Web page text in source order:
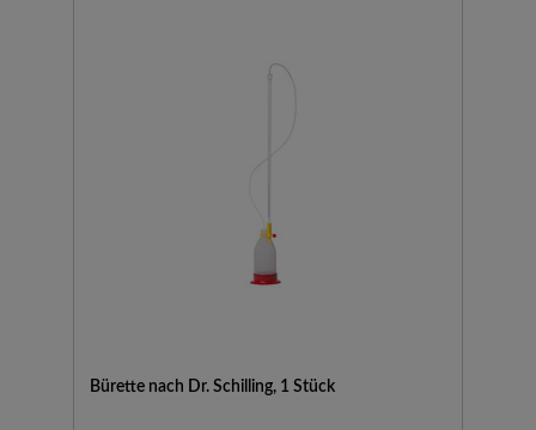
Bürette nach Dr. Schilling, 1 Stück